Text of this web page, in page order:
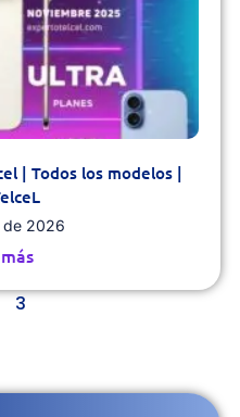
| Todos los modelos |
de 2026
3